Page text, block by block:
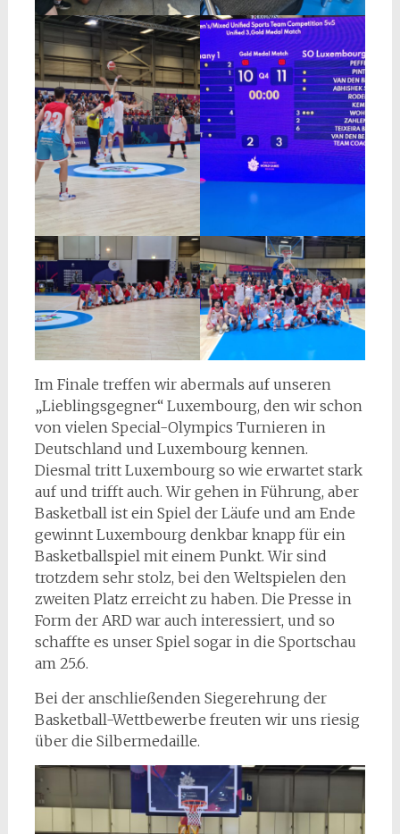
Im Finale treffen wir abermals auf unseren
„Lieblingsgegner“ Luxembourg, den wir schon
von vielen Special-Olympics Turnieren in
Deutschland und Luxembourg kennen.
Diesmal tritt Luxembourg so wie erwartet stark
auf und trifft auch. Wir gehen in Führung, aber
Basketball ist ein Spiel der Läufe und am Ende
gewinnt Luxembourg denkbar knapp für ein
Basketballspiel mit einem Punkt. Wir sind
trotzdem sehr stolz, bei den Weltspielen den
zweiten Platz erreicht zu haben. Die Presse in
Form der ARD war auch interessiert, und so
schaffte es unser Spiel sogar in die Sportschau
am 25.6.
Bei der anschließenden Siegerehrung der
Basketball-Wettbewerbe freuten wir uns riesig
über die Silbermedaille.